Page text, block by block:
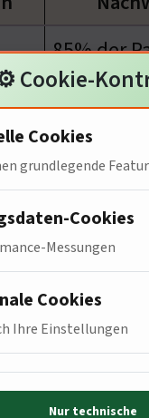
85% der
65% der
schnellere
Diagnosen
80% der
Cookie-
Cookies
grundlegende
Cookies
Messungen
Cookies
Ihre Einstellungen
Nur technische